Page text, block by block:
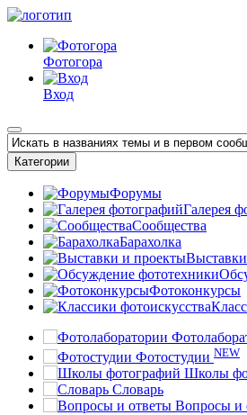
Фотогора
Вход
Категории
Форумы
Галерея
Сообщества
Барахолка
Фотоконкурсы
Фотостудии NEW
Школы
Словарь
Вопросы и